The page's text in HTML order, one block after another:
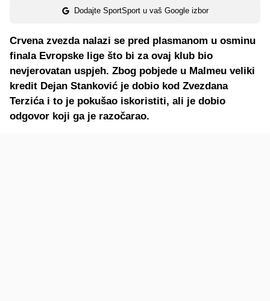
Dodajte SportSport u vaš Google izbor
Crvena zvezda nalazi se pred plasmanom u osminu
finala Evropske lige što bi za ovaj klub bio
nevjerovatan uspjeh. Zbog pobjede u Malmeu veliki
kredit Dejan Stanković je dobio kod Zvezdana
Terzića i to je pokušao iskoristiti, ali je dobio
odgovor koji ga je razočarao.